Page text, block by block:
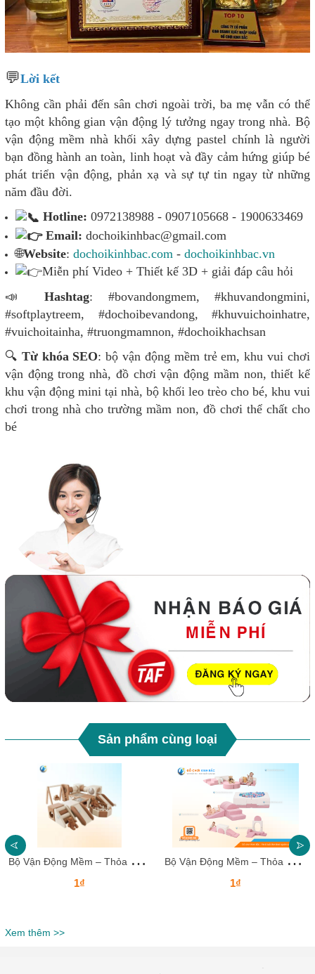
💬Lời kết
Không cần phải đến sân chơi ngoài trời, ba mẹ vẫn có thể
tạo một không gian vận động lý tưởng ngay trong nhà. Bộ
vận động mềm nhà khối xây dựng pastel chính là người
bạn đồng hành an toàn, linh hoạt và đầy cảm hứng giúp bé
phát triển vận động, phản xạ và sự tự tin ngay từ những
năm đầu đời.
Hotline: 0972138988 - 0907105668 - 1900633469
Email: dochoikinhbac@gmail.com
🌐Website: dochoikinhbac.com - dochoikinhbac.vn
Miễn phí Video + Thiết kế 3D + giải đáp câu hỏi
📣 Hashtag: #bovandongmem, #khuvandongmini,
#softplaytreem, #dochoibevandong, #khuvuichoinhatre,
#vuichoitainha, #truongmamnon, #dochoikhachsan
🔍 Từ khóa SEO: bộ vận động mềm trẻ em, khu vui chơi
vận động trong nhà, đồ chơi vận động mầm non, thiết kế
khu vận động mini tại nhà, bộ khối leo trèo cho bé, khu vui
chơi trong nhà cho trường mầm non, đồ chơi thể chất cho
bé
Sản phẩm cùng loại
B
ộ Vận Động Mềm – Thỏa Sức Sáng Tạo & Leo Trèo Cho Bé
1₫
B
ộ Vận Động Mềm – Thỏa Sức Sáng Tạo & Leo Trèo Cho Bé
1₫
Xem thêm >>